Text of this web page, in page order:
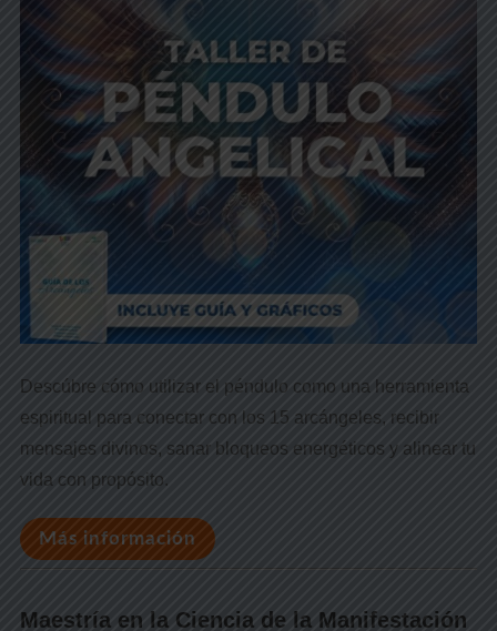
Descúbre cómo utilizar el péndulo como una herramienta
espiritual para conectar con los 15 arcángeles, recibir
mensajes divinos, sanar bloqueos energéticos y alinear tu
vida con propósito.
Más información
Maestría en la Ciencia de la Manifestación